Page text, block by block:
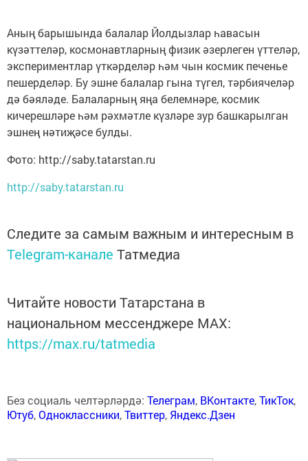
Аның барышында балалар Йолдызлар һавасын
күзәттеләр, космонавтларның физик әзерлеген үттеләр,
экспериментлар үткәрделәр һәм чын космик печенье
пешерделәр. Бу эшне балалар гына түгел, тәрбиячеләр
дә бәяләде. Балаларның яңа белемнәре, космик
кичерешләре һәм рәхмәтле күзләре зур башкарылган
эшнең нәтиҗәсе булды.
Фото: http://saby.tatarstan.ru
http://saby.tatarstan.ru
Следите за самым важным и интересным в
Telegram-канале Татмедиа
Читайте новости Татарстана в
национальном мессенджере MАХ:
https://max.ru/tatmedia
Без социаль челтәрләрдә: Телеграм, ВКонтакте,ТикТок,
Ютуб,Одноклассники,Твиттер, Яндекс.Дзен